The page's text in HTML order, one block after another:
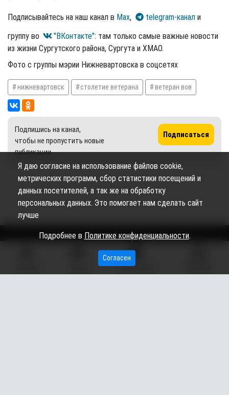
Подписывайтесь на наш канал в Max, telegram-канал и
группу во
"ВКонтакте": там только самые важные новости
из жизни Сургутского района, Сургута и ХМАО.
Фото с группы мэрии Нижневартовска в соцсетях
нижневартовск столетие ветерана ветеран вов
Подпишись на канал,
чтобы не пропустить новые
публикации
Подписаться
Сетевое издание «Вестник Сургутского района» (16+)
МЫ НА КАРТЕ
Я даю согласие на использование файлов cookie,
метрических программ, сбор статистики посещений и
данных посетителей, а так же на обработку
персональных данных. Это помогает нам сделать сайт
лучше
Подробнее в Политике конфиденциальности.
Согласен